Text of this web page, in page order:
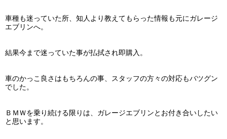
車種も迷っていた所、知人より教えてもらった情報も元にガレージ
エブリンへ。
結果今まで迷っていた事が払拭され即購入。
車のかっこ良さはもちろんの事、スタッフの方々の対応もバツグン
でした。
ＢＭＷを乗り続ける限りは、ガレージエブリンとお付き合いしたい
と思います。